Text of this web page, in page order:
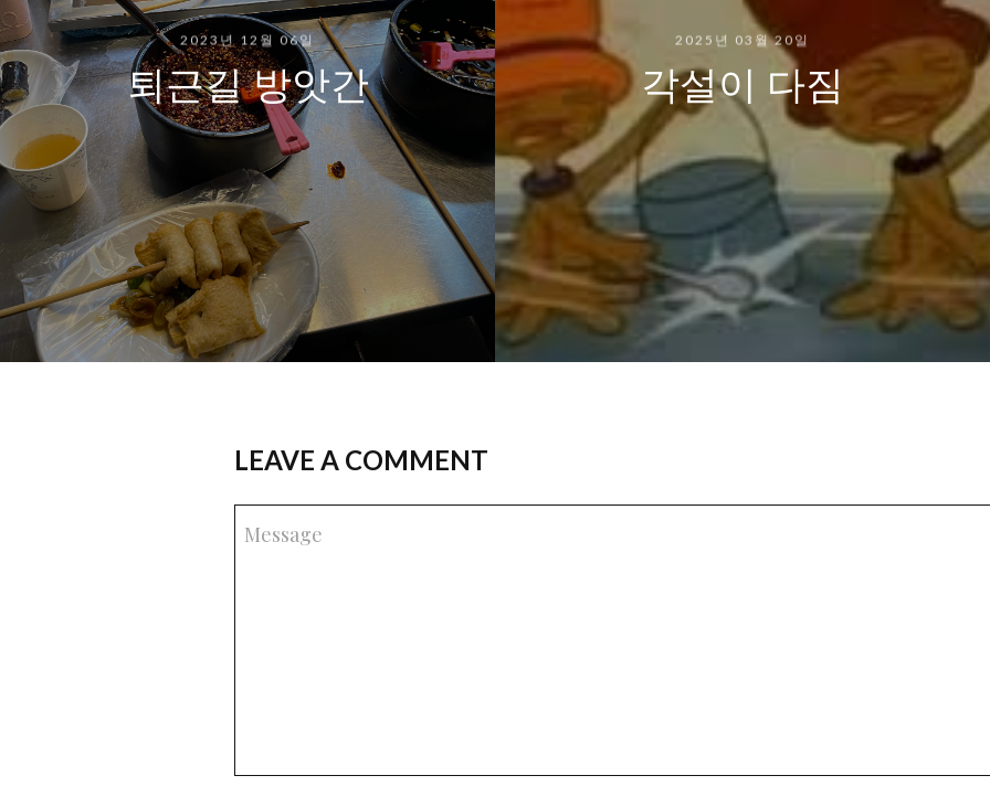
2023년 12월 06일
퇴근길 방앗간
2025년 03월 20일
각설이 다짐
LEAVE A COMMENT